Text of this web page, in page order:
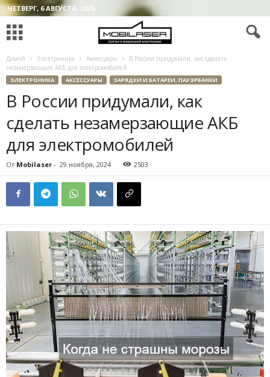
ЧЕТВЕРГ, 6 АВГУСТА, 2026
Домой Электроника Аксессуары
В России придумали, как сделать
незамерзающие АКБ для электромобилей
ЭЛЕКТРОНИКА АКСЕССУАРЫ ЗАРЯДКИ И БАТАРЕИ, ПАУЭРБАНКИ
В России придумали, как
сделать незамерзающие АКБ
для электромобилей
От Mobilaser - 29 ноября, 2024 2503